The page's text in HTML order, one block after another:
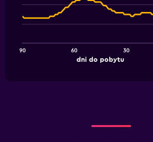
chart
91
The
dni do pobytu
90 60 30